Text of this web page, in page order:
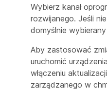
Wybierz kanał
rozwijanego. Jeśli
domyślnie
Aby zastosować
uruchomić
włączeniu
zarządzanego w